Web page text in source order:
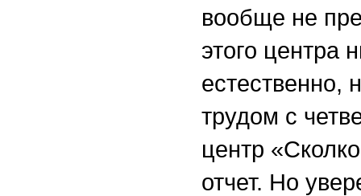
вообще не
этого центра
естественно,
трудом с
центр
отчет. Но